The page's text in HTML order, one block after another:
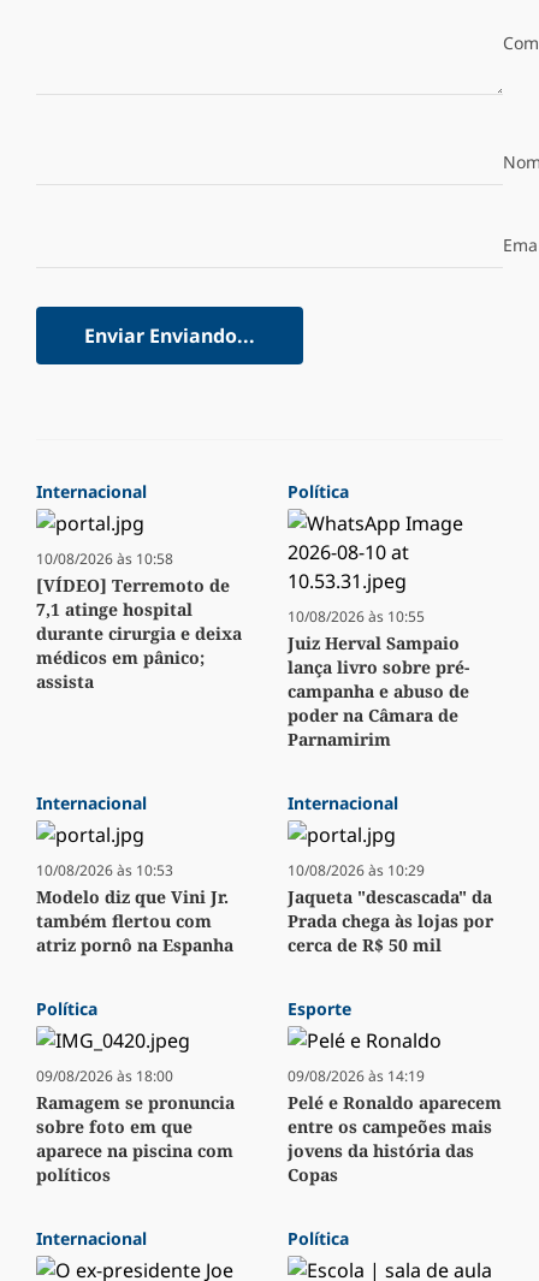
Enviar Enviando...
Internacional
10/08/2026 às 10:58
[VÍDEO] Terremoto de
7,1 atinge hospital
durante cirurgia e deixa
médicos em pânico;
assista
Política
10/08/2026 às 10:55
Juiz Herval Sampaio
lança livro sobre pré-
campanha e abuso de
poder na Câmara de
Parnamirim
Internacional
10/08/2026 às 10:53
Modelo diz que Vini Jr.
também flertou com
atriz pornô na Espanha
Internacional
10/08/2026 às 10:29
Jaqueta "descascada" da
Prada chega às lojas por
cerca de R$ 50 mil
Política
09/08/2026 às 18:00
Ramagem se pronuncia
sobre foto em que
aparece na piscina com
políticos
Esporte
09/08/2026 às 14:19
Pelé e Ronaldo aparecem
entre os campeões mais
jovens da história das
Copas
Internacional Política